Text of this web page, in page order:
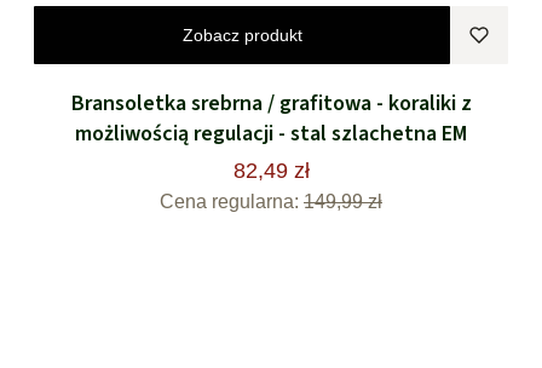
Zobacz produkt
Bransoletka srebrna / grafitowa - koraliki z
możliwością regulacji - stal szlachetna EM
82,49 zł
Cena regularna: 149,99 zł